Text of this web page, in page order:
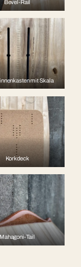
Bevel-Rail
mit Skala
Korkdeck
Mahagoni-Tail